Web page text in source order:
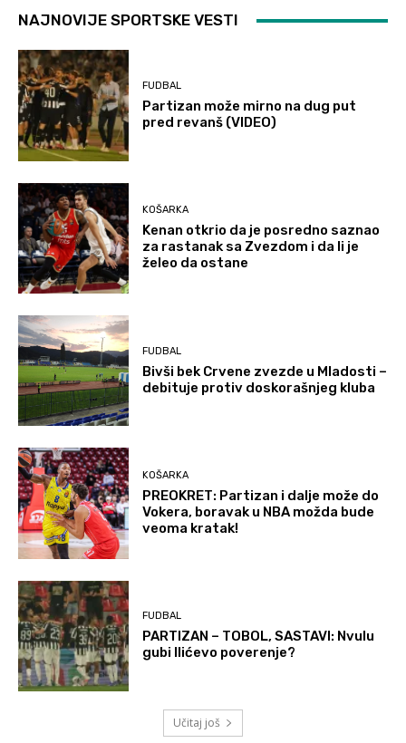
NAJNOVIJE SPORTSKE VESTI
FUDBAL
Partizan može mirno na dug put
pred revanš (VIDEO)
KOŠARKA
Kenan otkrio da je posredno saznao
za rastanak sa Zvezdom i da li je
želeo da ostane
FUDBAL
Bivši bek Crvene zvezde u Mladosti –
debituje protiv doskorašnjeg kluba
KOŠARKA
PREOKRET: Partizan i dalje može do
Vokera, boravak u NBA možda bude
veoma kratak!
FUDBAL
PARTIZAN – TOBOL, SASTAVI: Nvulu
gubi Ilićevo poverenje?
Učitaj još